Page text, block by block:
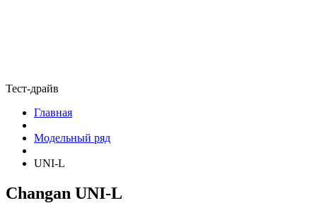
Тест-драйв
Главная
Модельный ряд
UNI-L
Changan UNI-L